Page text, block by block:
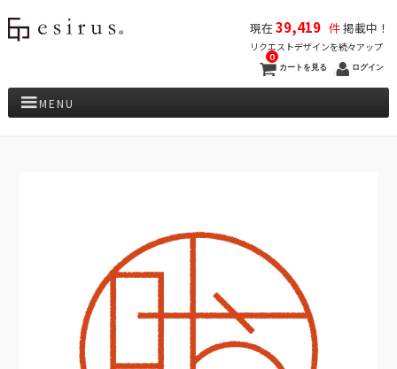
現在39,419 件掲載中！
リクエストデザインを続々アップ
カートを見る
0
ログイン
MENU